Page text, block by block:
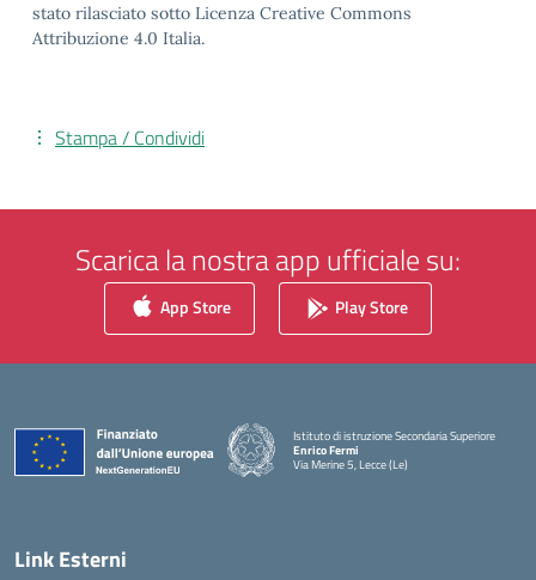
stato rilasciato sotto Licenza Creative Commons
Attribuzione 4.0 Italia.
Stampa / Condividi
Scarica la nostra app ufficiale su:
App Store Play Store
Istituto di istruzione Secondaria Superiore
Enrico Fermi
Via Merine 5, Lecce (Le)
Link Esterni